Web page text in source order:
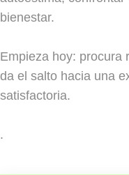
bienestar.
Empieza hoy: procura
da el salto hacia una
satisfactoria.
.